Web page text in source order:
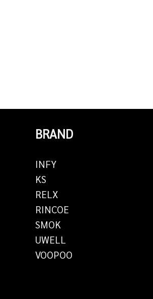
BRAND
INFY
KS
RELX
RINCOE
SMOK
UWELL
VOOPOO